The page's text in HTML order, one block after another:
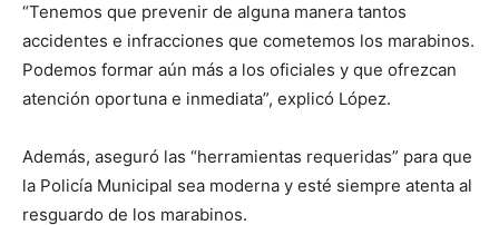
“Tenemos que prevenir de alguna manera tantos
accidentes e infracciones que cometemos los marabinos.
Podemos formar aún más a los oficiales y que ofrezcan
atención oportuna e inmediata”, explicó López.
Además, aseguró las “herramientas requeridas” para que
la Policía Municipal sea moderna y esté siempre atenta al
resguardo de los marabinos.